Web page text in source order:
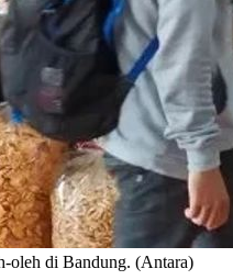
oleh di Bandung. (Antara)